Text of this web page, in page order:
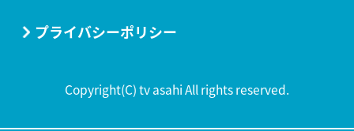
プライバシーポリシー
Copyright(C) tv asahi All rights reserved.